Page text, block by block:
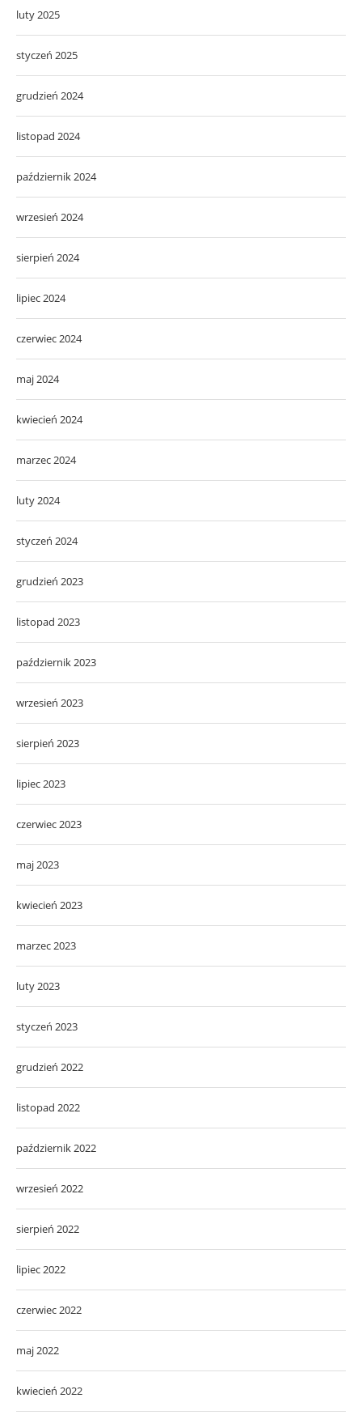
luty 2025
styczeń 2025
grudzień 2024
listopad 2024
październik 2024
wrzesień 2024
sierpień 2024
lipiec 2024
czerwiec 2024
maj 2024
kwiecień 2024
marzec 2024
luty 2024
styczeń 2024
grudzień 2023
listopad 2023
październik 2023
wrzesień 2023
sierpień 2023
lipiec 2023
czerwiec 2023
maj 2023
kwiecień 2023
marzec 2023
luty 2023
styczeń 2023
grudzień 2022
listopad 2022
październik 2022
wrzesień 2022
sierpień 2022
lipiec 2022
czerwiec 2022
maj 2022
kwiecień 2022